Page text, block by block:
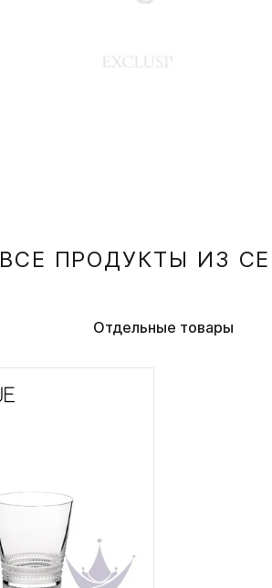
ВСЕ ПРОДУКТЫ ИЗ
Отдельные товары